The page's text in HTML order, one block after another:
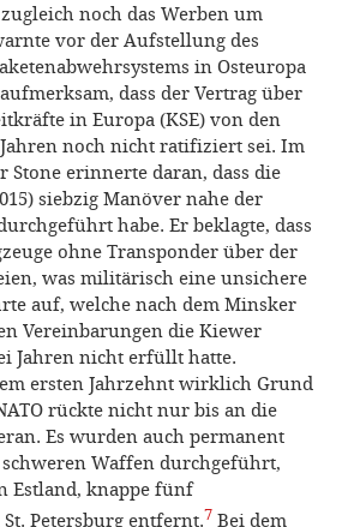
noch das Werben um
vor der Aufstellung des
in Osteuropa
dass der Vertrag über
in Europa (KSE) von den
Jahren noch nicht ratifiziert sei. Im
erinnerte daran, dass die
siebzig Manöver nahe der
habe. Er beklagte, dass
ohne Transponder über der
was militärisch eine unsichere
auf, welche nach dem Minsker
Vereinbarungen die Kiewer
Jahren nicht erfüllt hatte.
ersten Jahrzehnt wirklich Grund
rückte nicht nur bis an die
Es wurden auch permanent
Waffen durchgeführt,
Estland, knappe fünf
Petersburg entfernt.7 Bei dem